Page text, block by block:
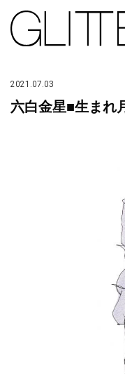
2021.07.03
六白金星■生まれ